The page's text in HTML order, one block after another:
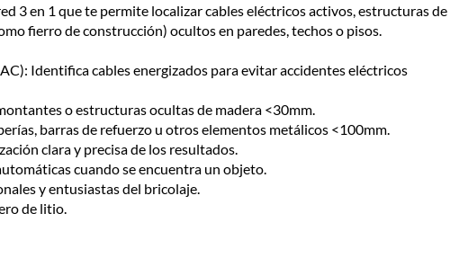
morteros, yeso y otros productos para asfalto, hormigón, albañilería.
morteros, yeso y otros productos para asfalto.
electrodomésticos, tecnología, línea blanca, colchones, muebles, bicicletas y
cambio de opinión
bebidas, medicamentos, suplementos alimenticios, vitaminas.
3 en 1 que te permite localizar cables eléctricos activos, estructuras de
fierro de construcción) ocultos en paredes, techos o pisos.
Identifica cables energizados para evitar accidentes eléctricos
o estructuras ocultas de madera <30mm.
barras de refuerzo u otros elementos metálicos <100mm.
clara y precisa de los resultados.
cuando se encuentra un objeto.
y entusiastas del bricolaje.
de litio.